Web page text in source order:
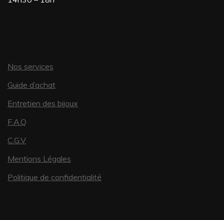
Nos services
Guide d’achat
Entretien des bijoux
F.A.Q
C.G.V
Mentions Légales
Politique de confidentialité